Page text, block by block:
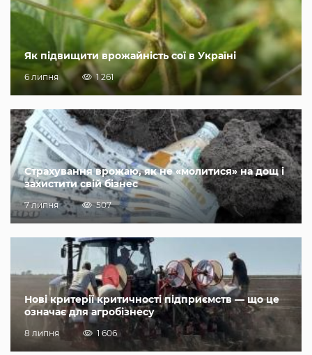
Як підвищити врожайність сої в Україні
6 липня 1 261
Страхування врожаю, як не «молитися» на дощ і
захистити свій бізнес
7 липня 507
Нові критерії критичності підприємств — що це
означає для агробізнесу
8 липня 1 606